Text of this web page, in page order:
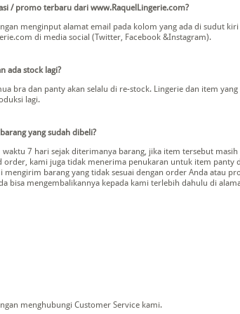
/ promo terbaru dari www.RaquelLingerie.com?
menginput alamat email pada kolom yang ada di sudut
di media social (Twitter, Facebook &Instagram).
ada stock lagi?
bra dan panty akan selalu di re-stock. Lingerie dan item
lagi.
yang sudah dibeli?
waktu 7 hari sejak diterimanya barang, jika item tersebut
kami juga tidak menerima penukaran untuk item panty
mengirim barang yang tidak sesuai dengan order Anda atau
bisa mengembalikannya kepada kami terlebih dahulu di
menghubungi Customer Service kami.